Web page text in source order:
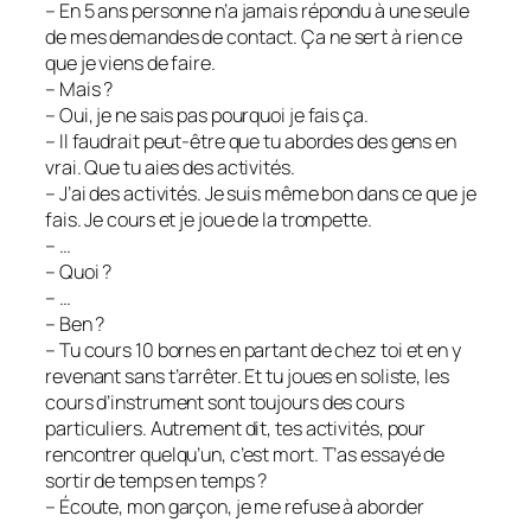
– En 5 ans personne n’a jamais répondu à une seule
de mes demandes de contact. Ça ne sert à rien ce
que je viens de faire.
– Mais ?
– Oui, je ne sais pas pourquoi je fais ça.
– Il faudrait peut-être que tu abordes des gens en
vrai. Que tu aies des activités.
– J’ai des activités. Je suis même bon dans ce que je
fais. Je cours et je joue de la trompette.
– …
– Quoi ?
– …
– Ben ?
– Tu cours 10 bornes en partant de chez toi et en y
revenant sans t’arrêter. Et tu joues en soliste, les
cours d’instrument sont toujours des cours
particuliers. Autrement dit, tes activités, pour
rencontrer quelqu’un, c’est mort. T’as essayé de
sortir de temps en temps ?
– Écoute, mon garçon, je me refuse à aborder